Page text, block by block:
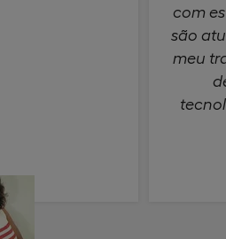
com
são
meu